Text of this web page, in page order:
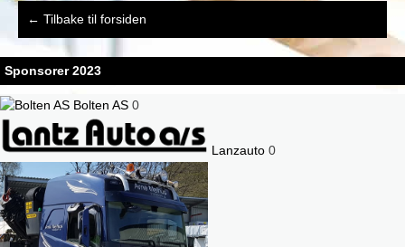
Post
navigation
← Tilbake til forsiden
Sponsorer 2023
Bolten AS 0
Lanzauto 0